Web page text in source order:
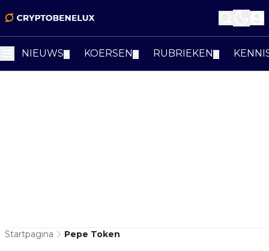
NIEUWS KOERSEN RUBRIEKEN
Startpagina Pepe Token